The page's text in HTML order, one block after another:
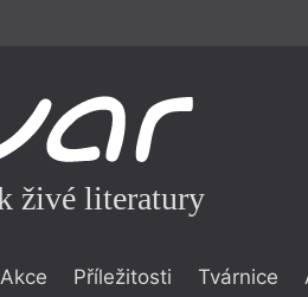
živé literatury
Akce Příležitosti Tvárnice